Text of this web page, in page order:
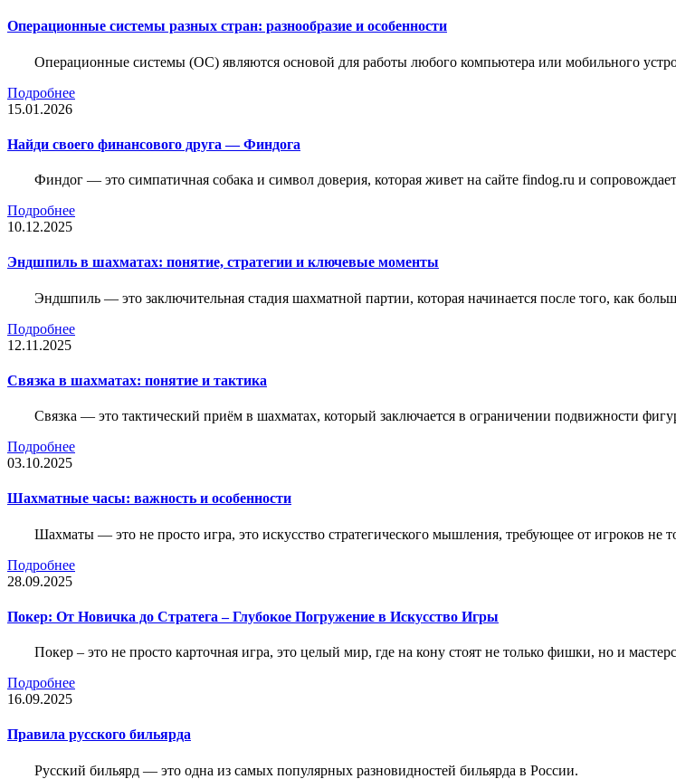
Операционные системы разных стран: разнообразие и особенности
Операционные системы (ОС) являются основой для работы любого компьютера или мобильного
Подробнее
15.01.2026
Найди своего финансового друга — Финдога
Финдог — это симпатичная собака и символ доверия, которая живет на сайте findog.ru и
Подробнее
10.12.2025
Эндшпиль в шахматах: понятие, стратегии и ключевые моменты
Эндшпиль — это заключительная стадия шахматной партии, которая начинается после того, как
Подробнее
12.11.2025
Связка в шахматах: понятие и тактика
Связка — это тактический приём в шахматах, который заключается в ограничении подвижности
Подробнее
03.10.2025
Шахматные часы: важность и особенности
Шахматы — это не просто игра, это искусство стратегического мышления, требующее от игроков не
Подробнее
28.09.2025
Покер: От Новичка до Стратега – Глубокое Погружение в Искусство Игры
Покер – это не просто карточная игра, это целый мир, где на кону стоят не только фишки, но и
Подробнее
16.09.2025
Правила русского бильярда
Русский бильярд — это одна из самых популярных разновидностей бильярда в России.